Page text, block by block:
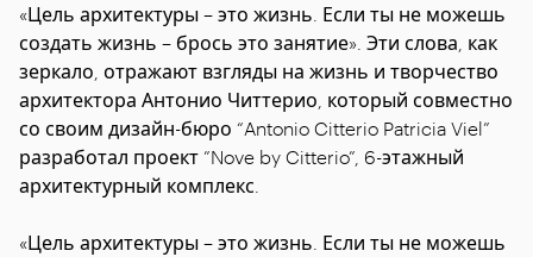
«Цель архитектуры – это жизнь. Если ты не можешь
создать жизнь – брось это занятие». Эти слова, как
зеркало, отражают взгляды на жизнь и творчество
архитектора Антонио Читтерио, который совместно
со своим дизайн-бюро “Antonio Citterio Patricia Viel”
разработал проект ”Nove by Citterio”, 6-этажный
архитектурный комплекс.
«Цель архитектуры – это жизнь. Если ты не можешь